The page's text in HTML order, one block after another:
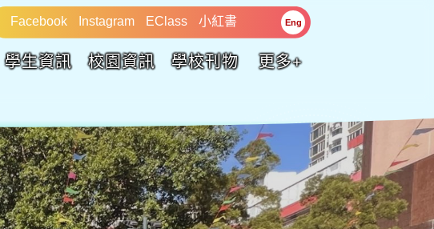
Facebook Instagram EClass 小紅書 Eng
學生資訊 校園資訊 學校刊物 更多+